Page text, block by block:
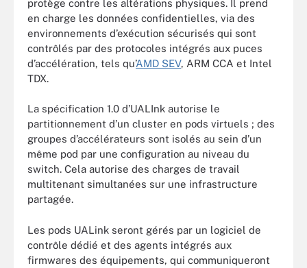
protège contre les altérations physiques. Il prend
en charge les données confidentielles, via des
environnements d’exécution sécurisés qui sont
contrôlés par des protocoles intégrés aux puces
d’accélération, tels qu’AMD SEV, ARM CCA et Intel
TDX.
La spécification 1.0 d’UALInk autorise le
partitionnement d’un cluster en pods virtuels ; des
groupes d’accélérateurs sont isolés au sein d’un
même pod par une configuration au niveau du
switch. Cela autorise des charges de travail
multitenant simultanées sur une infrastructure
partagée.
Les pods UALink seront gérés par un logiciel de
contrôle dédié et des agents intégrés aux
firmwares des équipements, qui communiqueront